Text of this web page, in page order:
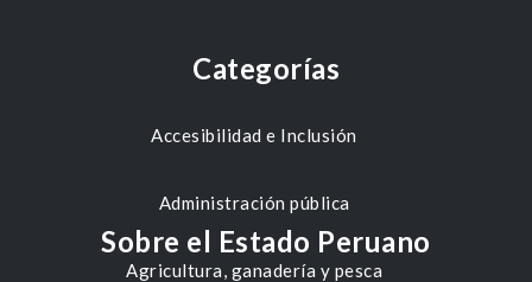
Categorías
Accesibilidad e Inclusión
Administración pública
Agricultura, ganadería y pesca
Sobre el Estado Peruano